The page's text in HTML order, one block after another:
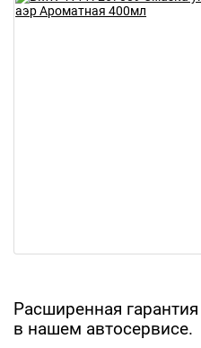
Расширенная
в нашем автосервисе.